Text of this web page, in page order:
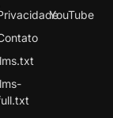
YouTube